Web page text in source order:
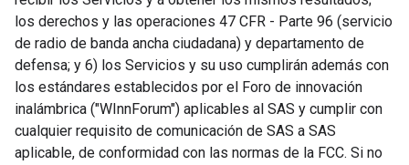
los derechos y las operaciones 47 CFR - Parte 96 (servicio
de radio de banda ancha ciudadana) y departamento de
defensa; y 6) los Servicios y su uso cumplirán además con
los estándares establecidos por el Foro de innovación
inalámbrica ("WInnForum") aplicables al SAS y cumplir con
cualquier requisito de comunicación de SAS a SAS
aplicable, de conformidad con las normas de la FCC. Si no